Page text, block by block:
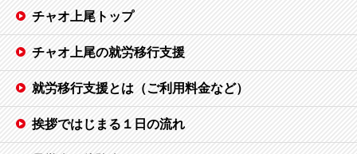
チャオ上尾トップ
チャオ上尾の就労移行支援
就労移行支援とは（ご利用料金など）
挨拶ではじまる１日の流れ